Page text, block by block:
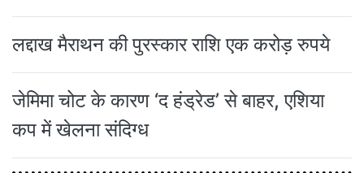
लद्दाख मैराथन की पुरस्कार राशि एक करोड़ रुपये
जेमिमा चोट के कारण ‘द हंड्रेड’ से बाहर, एशिया
कप में खेलना संदिग्ध